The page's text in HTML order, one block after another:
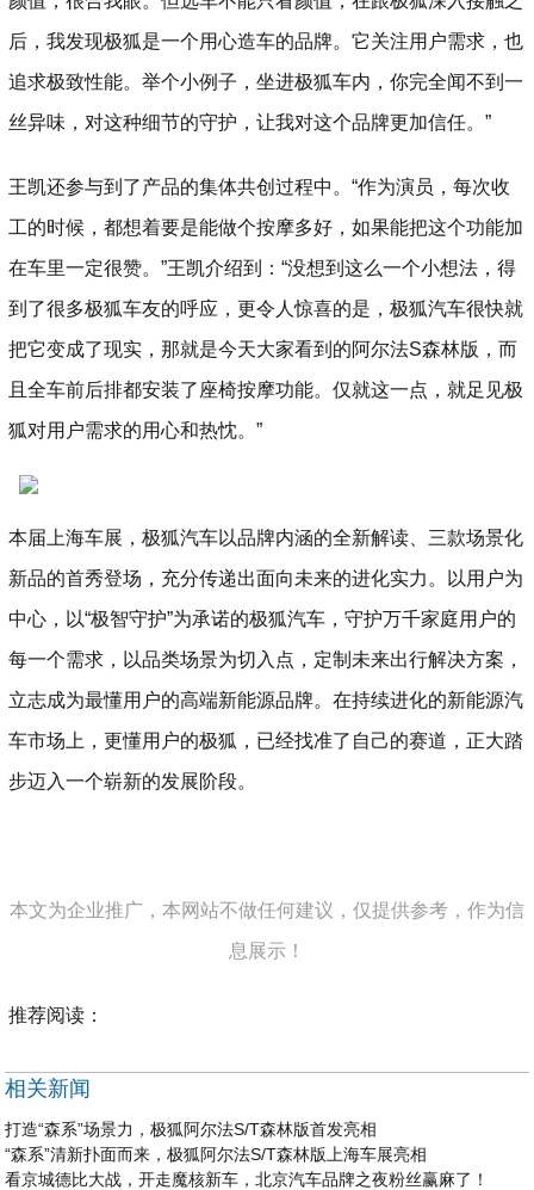
后，我发现极狐是一个用心造车的品牌。它关注用户需求，也
追求极致性能。举个小例子，坐进极狐车内，你完全闻不到一
丝异味，对这种细节的守护，让我对这个品牌更加信任。”
王凯还参与到了产品的集体共创过程中。“作为演员，每次收
工的时候，都想着要是能做个按摩多好，如果能把这个功能加
在车里一定很赞。”王凯介绍到：“没想到这么一个小想法，得
到了很多极狐车友的呼应，更令人惊喜的是，极狐汽车很快就
把它变成了现实，那就是今天大家看到的阿尔法S森林版，而
且全车前后排都安装了座椅按摩功能。仅就这一点，就足见极
狐对用户需求的用心和热忱。”
本届上海车展，极狐汽车以品牌内涵的全新解读、三款场景化
新品的首秀登场，充分传递出面向未来的进化实力。以用户为
中心，以“极智守护”为承诺的极狐汽车，守护万千家庭用户的
每一个需求，以品类场景为切入点，定制未来出行解决方案，
立志成为最懂用户的高端新能源品牌。在持续进化的新能源汽
车市场上，更懂用户的极狐，已经找准了自己的赛道，正大踏
步迈入一个崭新的发展阶段。
本文为企业推广，本网站不做任何建议，仅提供参考，作为信
息展示！
推荐阅读：
相关新闻
打造“森系”场景力，极狐阿尔法S/T森林版首发亮相
“森系”清新扑面而来，极狐阿尔法S/T森林版上海车展亮相
看京城德比大战，开走魔核新车，北京汽车品牌之夜粉丝赢麻了！